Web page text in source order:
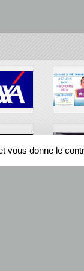
vous donne le